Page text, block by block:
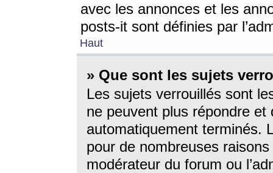
avec les annonces et les
posts-it sont définies par
Haut
» Que sont les sujets
Les sujets verrouillés sont
ne peuvent plus répondre
automatiquement terminés.
pour de nombreuses
modérateur du forum ou